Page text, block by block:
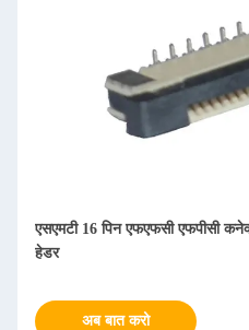
एसएमटी 16 पिन एफएफसी एफपीसी
हेडर
अब बात करो